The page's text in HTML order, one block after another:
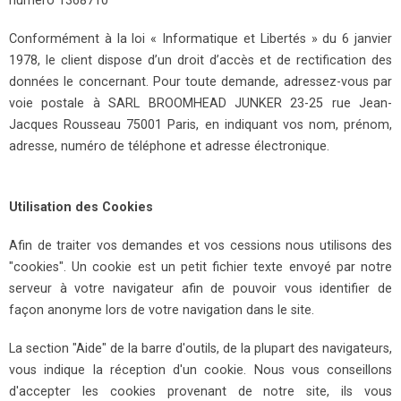
Conformément à la loi « Informatique et Libertés » du 6 janvier
1978, le client dispose d’un droit d’accès et de rectification des
données le concernant. Pour toute demande, adressez-vous par
voie postale à SARL BROOMHEAD JUNKER 23-25 rue Jean-
Jacques Rousseau 75001 Paris, en indiquant vos nom, prénom,
adresse, numéro de téléphone et adresse électronique.
Utilisation des Cookies
Afin de traiter vos demandes et vos cessions nous utilisons des
"cookies". Un cookie est un petit fichier texte envoyé par notre
serveur à votre navigateur afin de pouvoir vous identifier de
façon anonyme lors de votre navigation dans le site.
La section "Aide" de la barre d'outils, de la plupart des navigateurs,
vous indique la réception d'un cookie. Nous vous conseillons
d'accepter les cookies provenant de notre site, ils vous